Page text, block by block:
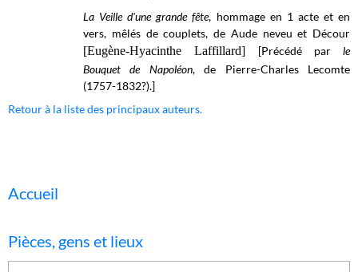
La Veille d'une grande fête, hommage en 1 acte et en
vers, mêlés de couplets, de Aude neveu et Décour
[Eugène-Hyacinthe Laffillard] [Précédé par le
Bouquet de Napoléon, de Pierre-Charles Lecomte
(1757-1832?).]
Retour à la liste des principaux auteurs.
Accueil
Pièces, gens et lieux